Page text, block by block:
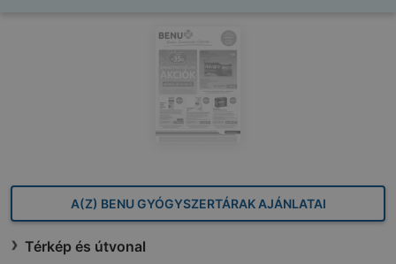
A(Z) BENU GYÓGYSZERTÁRAK AJÁNLATAI
Térkép és útvonal